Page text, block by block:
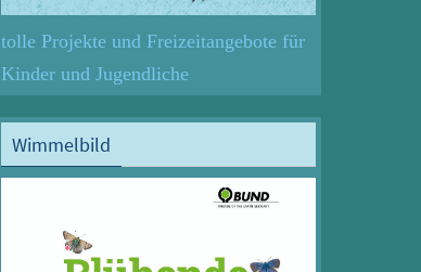
tolle Projekte und Freizeitangebote für
Kinder und Jugendliche
Wimmelbild